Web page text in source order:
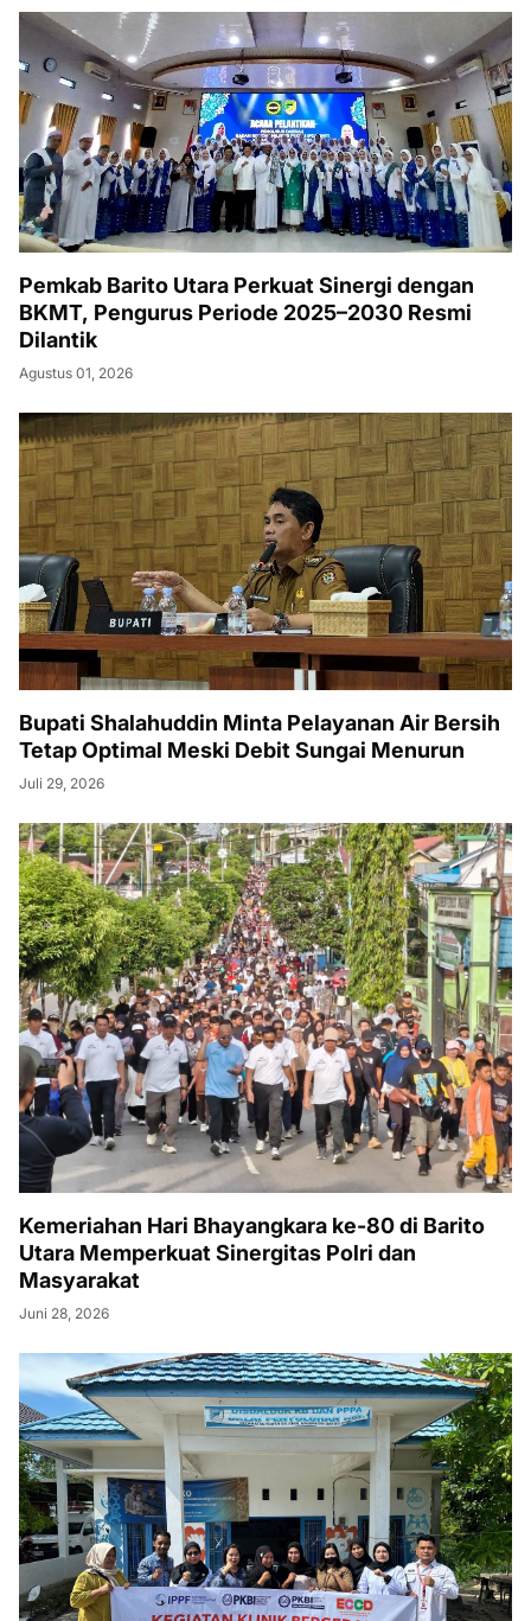
Pemkab Barito Utara Perkuat Sinergi dengan
BKMT, Pengurus Periode 2025–2030 Resmi
Dilantik
Agustus 01, 2026
Bupati Shalahuddin Minta Pelayanan Air Bersih
Tetap Optimal Meski Debit Sungai Menurun
Juli 29, 2026
Kemeriahan Hari Bhayangkara ke-80 di Barito
Utara Memperkuat Sinergitas Polri dan
Masyarakat
Juni 28, 2026